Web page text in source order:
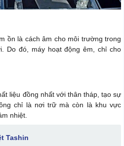
ồn là cách âm cho môi trường trong
Do đó, máy hoạt động êm, chỉ cho
liệu đồng nhất với thân tháp, tạo sự
chỉ là nơi trữ mà còn là khu vực
nhiệt.
Tashin